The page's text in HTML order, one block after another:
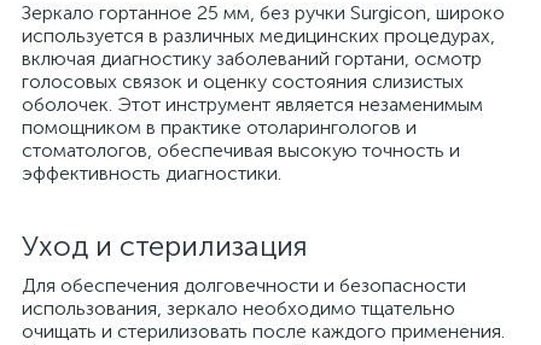
Зеркало гортанное 25 мм, без ручки Surgicon, широко
используется в различных медицинских процедурах,
включая диагностику заболеваний гортани, осмотр
голосовых связок и оценку состояния слизистых
оболочек. Этот инструмент является незаменимым
помощником в практике отоларингологов и
стоматологов, обеспечивая высокую точность и
эффективность диагностики.
Уход и стерилизация
Для обеспечения долговечности и безопасности
использования, зеркало необходимо тщательно
очищать и стерилизовать после каждого применения.